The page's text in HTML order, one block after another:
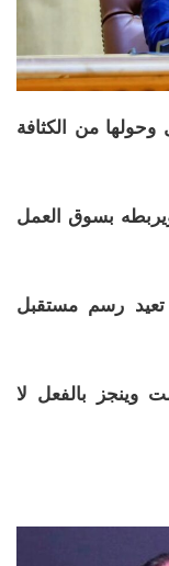
من الكثافة
ويربطه بسوق العمل
تعيد رسم مستقبل
بالفعل لا